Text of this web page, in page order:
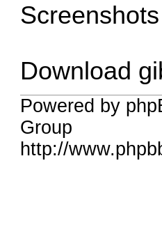
Download
Powered by
Group
http://